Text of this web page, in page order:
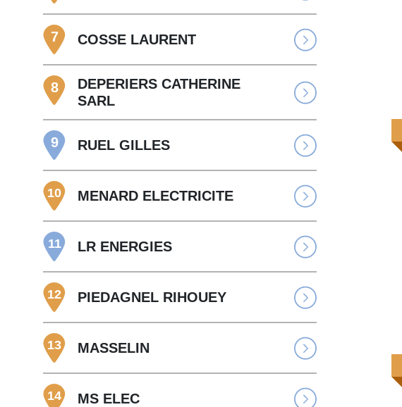
7 COSSE LAURENT
8
DEPERIERS CATHERINE
SARL
9 RUEL GILLES
10 MENARD ELECTRICITE
11 LR ENERGIES
12 PIEDAGNEL RIHOUEY
13 MASSELIN
14 MS ELEC